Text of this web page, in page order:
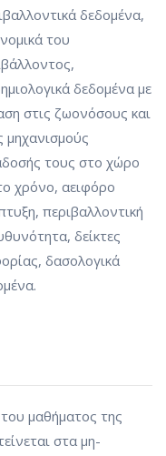
δεδομένα,
του
δεδομένα με
στις ζωονόσους και
μηχανισμούς
τους στο χώρο
χρόνο, αειφόρο
περιβαλλοντική
δείκτες
δασολογικά
μαθήματος της
στα μη-